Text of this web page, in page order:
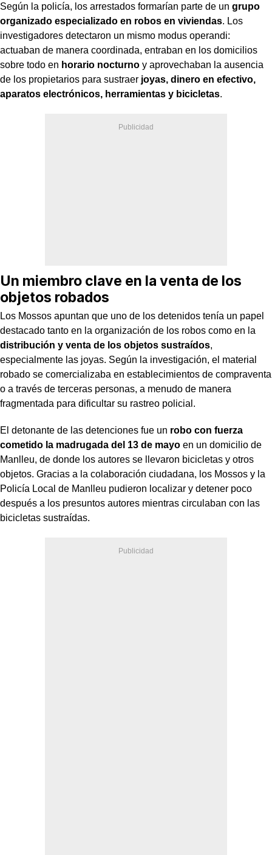
Según la policía, los arrestados formarían parte de un grupo
organizado especializado en robos en viviendas. Los
investigadores detectaron un mismo modus operandi:
actuaban de manera coordinada, entraban en los domicilios
sobre todo en horario nocturno y aprovechaban la ausencia
de los propietarios para sustraer joyas, dinero en efectivo,
aparatos electrónicos, herramientas y bicicletas.
Un miembro clave en la venta de los
objetos robados
Los Mossos apuntan que uno de los detenidos tenía un papel
destacado tanto en la organización de los robos como en la
distribución y venta de los objetos sustraídos,
especialmente las joyas. Según la investigación, el material
robado se comercializaba en establecimientos de compraventa
o a través de terceras personas, a menudo de manera
fragmentada para dificultar su rastreo policial.
El detonante de las detenciones fue un robo con fuerza
cometido la madrugada del 13 de mayo en un domicilio de
Manlleu, de donde los autores se llevaron bicicletas y otros
objetos. Gracias a la colaboración ciudadana, los Mossos y la
Policía Local de Manlleu pudieron localizar y detener poco
después a los presuntos autores mientras circulaban con las
bicicletas sustraídas.